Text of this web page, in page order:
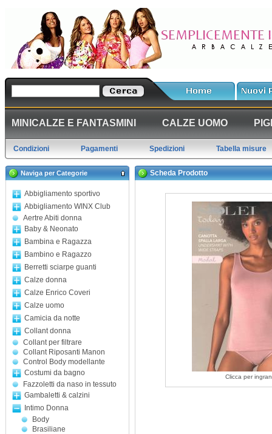
MINICALZE E FANTASMINI CALZE UOMO
Condizioni Pagamenti Spedizioni Tabella misure
Naviga per Categorie
Abbigliamento sportivo
Abbigliamento WINX Club
Aertre Abiti donna
Baby & Neonato
Bambina e Ragazza
Bambino e Ragazzo
Berretti sciarpe guanti
Calze donna
Calze Enrico Coveri
Calze uomo
Camicia da notte
Collant donna
Collant per filtrare
Collant Riposanti Manon
Control Body modellante
Costumi da bagno
Fazzoletti da naso in tessuto
Gambaletti & calzini
Intimo Donna
Body
Brasiliane
Scheda Prodotto
Clicca per